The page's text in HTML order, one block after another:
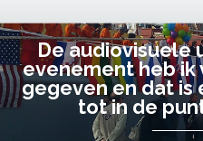
De audiovisuele
evenement heb
gegeven en dat is
tot in de